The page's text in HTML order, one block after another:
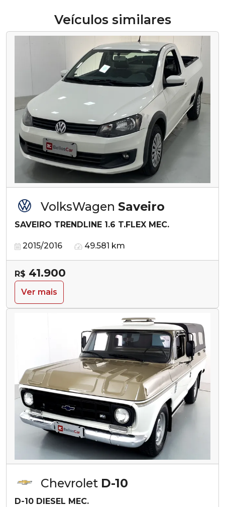
Veículos similares
VolksWagen Saveiro
SAVEIRO TRENDLINE 1.6 T.FLEX MEC.
2015/2016 49.581 km
R$ 41.900
Ver mais
Chevrolet D-10
D-10 DIESEL MEC.